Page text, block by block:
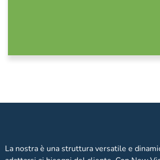
La nostra è una struttura versatile e